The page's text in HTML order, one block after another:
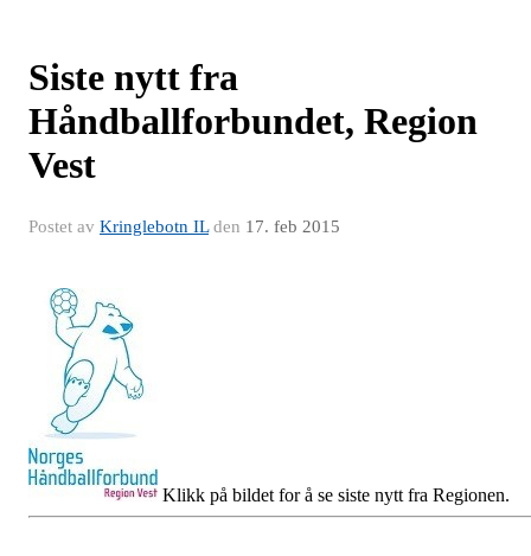
Siste nytt fra
Håndballforbundet, Region
Vest
Postet av Kringlebotn ILden 17. feb 2015
Klikk på bildet for å se siste nytt fra Regionen.